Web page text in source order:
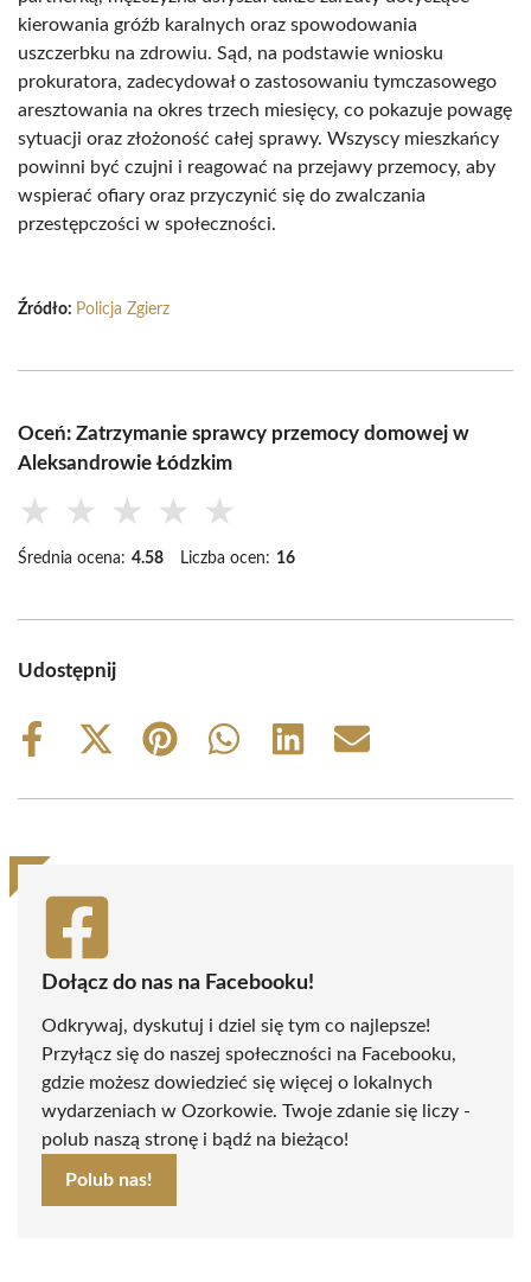
kierowania gróźb karalnych oraz spowodowania
uszczerbku na zdrowiu. Sąd, na podstawie wniosku
prokuratora, zadecydował o zastosowaniu tymczasowego
aresztowania na okres trzech miesięcy, co pokazuje powagę
sytuacji oraz złożoność całej sprawy. Wszyscy mieszkańcy
powinni być czujni i reagować na przejawy przemocy, aby
wspierać ofiary oraz przyczynić się do zwalczania
przestępczości w społeczności.
Źródło: Policja Zgierz
Oceń: Zatrzymanie sprawcy przemocy domowej w
Aleksandrowie Łódzkim
★ ★ ★ ★ ★
Średnia ocena: 4.58 Liczba ocen: 16
Udostępnij
Share
Share
(Twitter)
Share
Share
Share
Share
Dołącz do nas na Facebooku!
Odkrywaj, dyskutuj i dziel się tym co najlepsze!
Przyłącz się do naszej społeczności na Facebooku,
gdzie możesz dowiedzieć się więcej o lokalnych
wydarzeniach w Ozorkowie. Twoje zdanie się liczy -
polub naszą stronę i bądź na bieżąco!
Polub nas!